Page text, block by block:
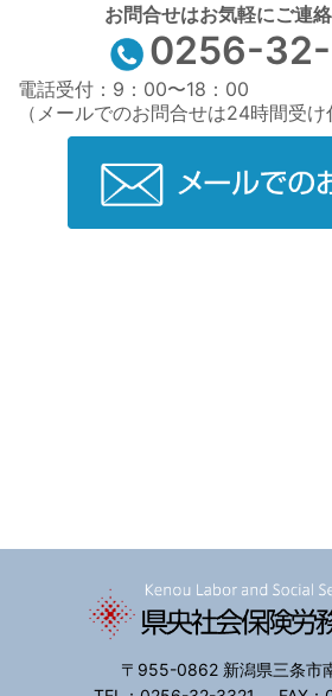
お問合せはお気軽にご連絡
0256-
電話受付：9：00〜18：00
（メールでのお問合せは24時間受け
〒955-0862 新潟県三条市